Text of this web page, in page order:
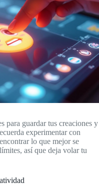
para guardar tus creaciones y
experimentar con
lo que mejor se
así que deja volar tu